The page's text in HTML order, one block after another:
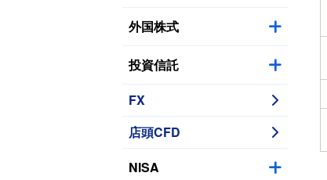
外国株式
投資信託
FX
店頭CFD
NISA